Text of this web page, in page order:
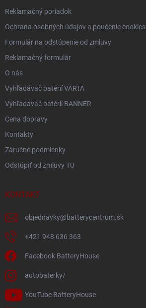
Reklamačný poriadok
Ochrana osobných údajov a poučenie cookies
Formulár na odstúpenie od zmluvy
Reklamačný formulár
O nás
Vyhľadávač batérií VARTA
Vyhľadávač batérií BANNER
Cena dopravy
Kontakty
Záručné podmienky
Odstúpiť od zmluvy TU
KONTAKT
objednavky@batterycentrum.sk
+421 948 636 363
Facebook BatteryHouse
autobaterky/
YouTube BatteryHouse